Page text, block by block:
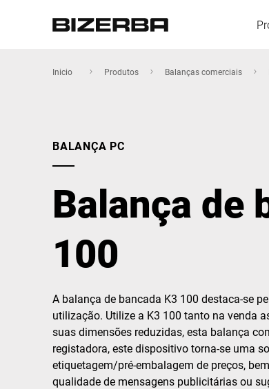
América
Ásia
Austrália
África
Site global
Inicio Produtos Balanças comerciais
BALANÇA PC
Balança de
100
A balança de bancada K3 100 destaca-se
utilização. Utilize a K3 100 tanto na venda
suas dimensões reduzidas, esta balança
registadora, este dispositivo torna-se uma
etiquetagem/pré-embalagem de preços,
qualidade de mensagens publicitárias ou